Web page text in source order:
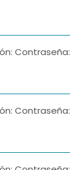
Contraseña:
Contraseña: